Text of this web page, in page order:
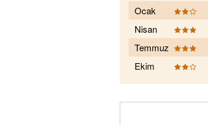
Ocak
Nisan
Temmuz
Ekim